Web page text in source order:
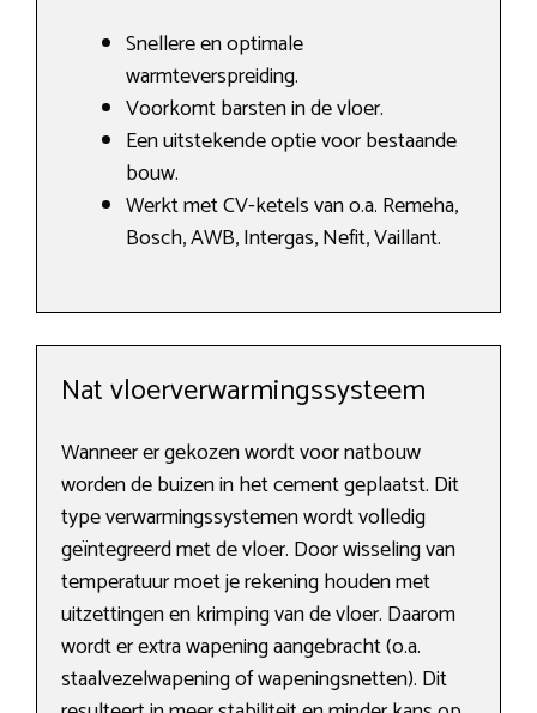
Snellere en optimale
warmteverspreiding.
Voorkomt barsten in de vloer.
Een uitstekende optie voor bestaande
bouw.
Werkt met CV-ketels van o.a. Remeha,
Bosch, AWB, Intergas, Nefit, Vaillant.
Nat vloerverwarmingssysteem
Wanneer er gekozen wordt voor natbouw
worden de buizen in het cement geplaatst. Dit
type verwarmingssystemen wordt volledig
geïntegreerd met de vloer. Door wisseling van
temperatuur moet je rekening houden met
uitzettingen en krimping van de vloer. Daarom
wordt er extra wapening aangebracht (o.a.
staalvezelwapening of wapeningsnetten). Dit